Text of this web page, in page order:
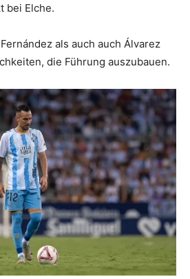
bei Elche.
als auch auch Álvarez
die Führung auszubauen.